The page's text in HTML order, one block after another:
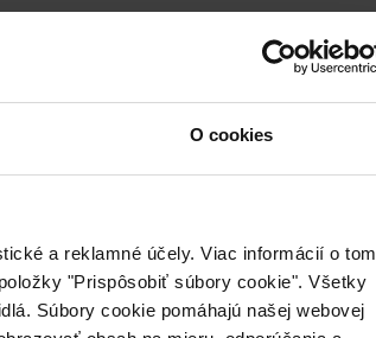
O cookies
a reklamné účely. Viac informácií o tom
"Prispôsobiť súbory cookie". Všetky
Súbory cookie pomáhajú našej webovej